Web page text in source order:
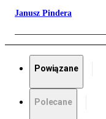
Janusz Pindera
Powiązane
Polecane